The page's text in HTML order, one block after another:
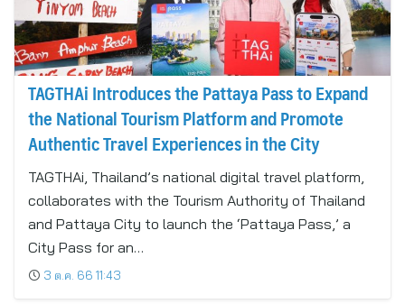
TAGTHAi Introduces the Pattaya Pass to Expand
the National Tourism Platform and Promote
Authentic Travel Experiences in the City
TAGTHAi, Thailand’s national digital travel platform,
collaborates with the Tourism Authority of Thailand
and Pattaya City to launch the ‘Pattaya Pass,’ a
City Pass for an…
3 ต.ค. 66 11:43